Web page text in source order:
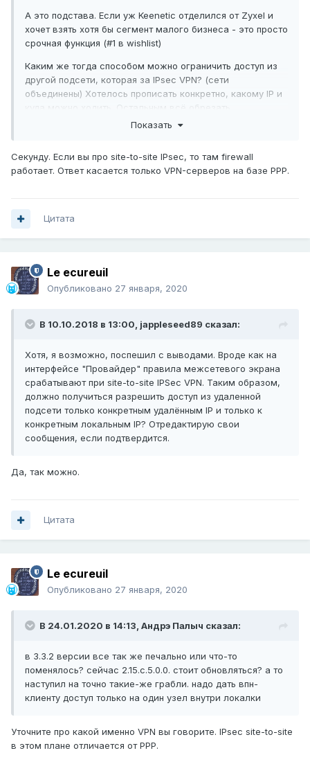
А это подстава. Если уж Keenetic отделился от Zyxel и
хочет взять хотя бы сегмент малого бизнеса - это просто
срочная функция (#1 в wishlist)
Каким же тогда способом можно ограничить доступ из
другой подсети, которая за IPsec VPN? (сети
объединены) Хотелось прописать конкретно, какому IP и
куда можно ходить. Остальным всё обрезать.
Никакие правила межсетевого экрана не сработали ни
Показать
Секунду. Если вы про site-to-site IPsec, то там firewall
работает. Ответ касается только VPN-серверов на базе PPP.
Цитата
Le ecureuil
Опубликовано 27 января, 2020
В 10.10.2018 в 13:00, jappleseed89 сказал:
Хотя, я возможно, поспешил с выводами. Вроде как на
интерфейсе "Провайдер" правила межсетевого экрана
срабатывают при site-to-site IPSec VPN. Таким образом,
должно получиться разрешить доступ из удаленной
подсети только конкретным удалённым IP и только к
конкретным локальным IP? Отредактирую свои
сообщения, если подтвердится.
Да, так можно.
Цитата
Le ecureuil
Опубликовано 27 января, 2020
В 24.01.2020 в 14:13, Андрэ Палыч сказал:
в 3.3.2 версии все так же печально или что-то
поменялось? сейчас 2.15.с.5.0.0. стоит обновляться? а то
наступил на точно такие-же грабли. надо дать впн-
клиенту доступ только на один узел внутри локалки
Уточните про какой именно VPN вы говорите. IPsec site-to-site
в этом плане отличается от PPP.